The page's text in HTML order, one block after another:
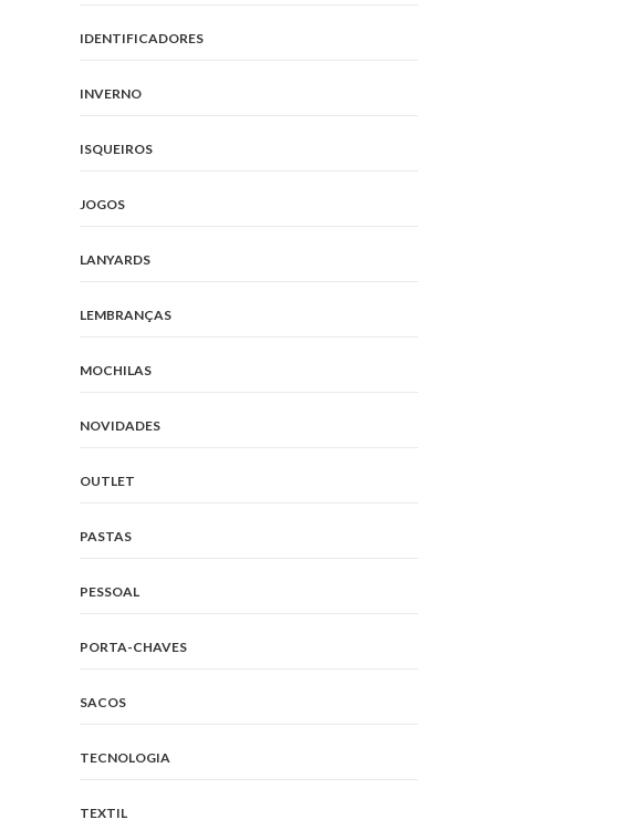
IDENTIFICADORES
INVERNO
ISQUEIROS
JOGOS
LANYARDS
LEMBRANÇAS
MOCHILAS
NOVIDADES
OUTLET
PASTAS
PESSOAL
PORTA-CHAVES
SACOS
TECNOLOGIA
TEXTIL